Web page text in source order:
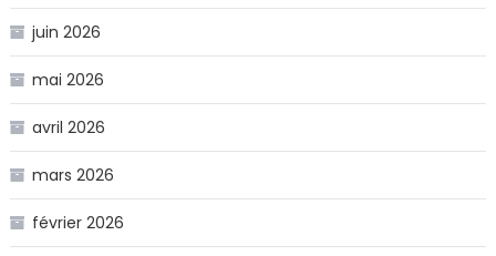
juin 2026
mai 2026
avril 2026
mars 2026
février 2026